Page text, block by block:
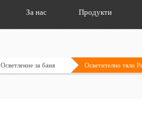
За нас Продукти
Осветление за баня Осветително тяло